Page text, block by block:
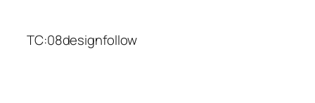
TC:08designfollow